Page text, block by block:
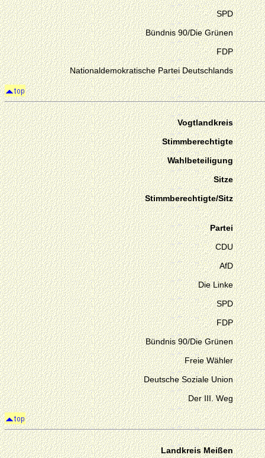
SPD
Bündnis 90/Die Grünen
FDP
Nationaldemokratische Partei Deutschlands
Vogtlandkreis
Stimmberechtigte
Wahlbeteiligung
Sitze
Stimmberechtigte/Sitz
Partei
CDU
AfD
Die Linke
SPD
FDP
Bündnis 90/Die Grünen
Freie Wähler
Deutsche Soziale Union
Der III. Weg
Landkreis Meißen